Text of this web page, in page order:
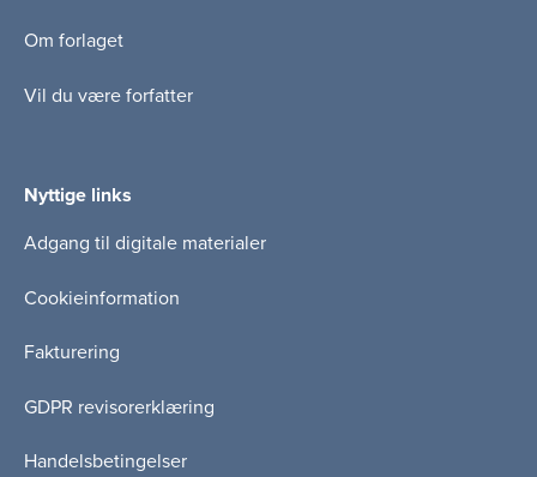
Om forlaget
Vil du være forfatter
Nyttige links
Adgang til digitale materialer
Cookieinformation
Fakturering
GDPR revisorerklæring
Handelsbetingelser